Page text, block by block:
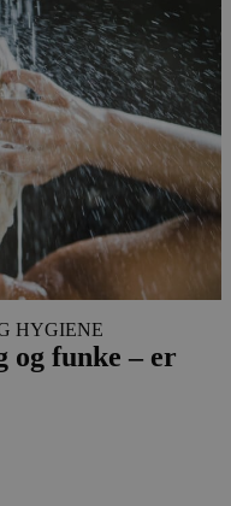
HYGIENE
og funke – er